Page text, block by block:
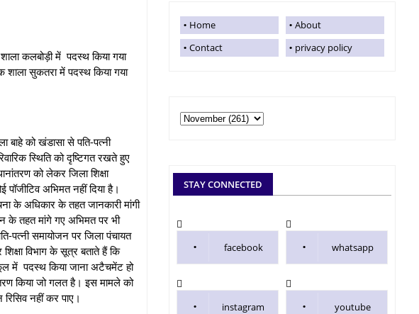
कलबोड़ी में पदस्थ किया गया
सुकतरा में पदस्थ किया गया
को खंडासा से पति-पत्नी
स्थिति को दृष्टिगत रखते हुए
को लेकर जिला शिक्षा
अभिमत नहीं दिया है।
के अधिकार के तहत जानकारी मांगी
के तहत मांगे गए अभिमत पर भी
पत्नी समायोजन पर जिला पंचायत
विभाग के सूत्र बताते हैं कि
में पदस्थ किया जाना अटैचमेंट हो
किया जो गलत है। इस मामले को
नहीं कर पाए।
Home
About
Contact
privacy policy
STAY CONNECTED
facebook whatsapp
instagram youtube